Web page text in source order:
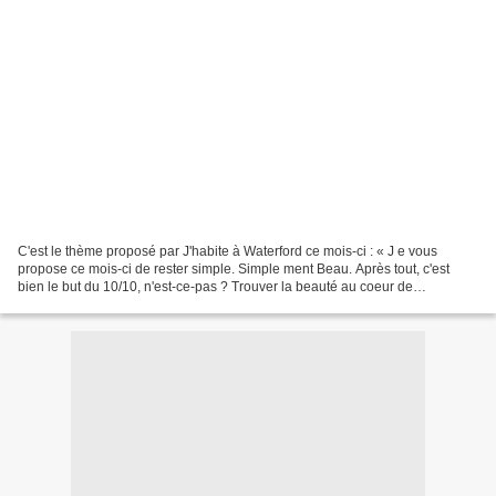
C'est le thème proposé par J'habite à Waterford ce mois-ci : « J e vous
propose ce mois-ci de rester simple. Simple ment Beau. Après tout, c'est
bien le but du 10/10, n'est-ce-pas ? Trouver la beauté au coeur de